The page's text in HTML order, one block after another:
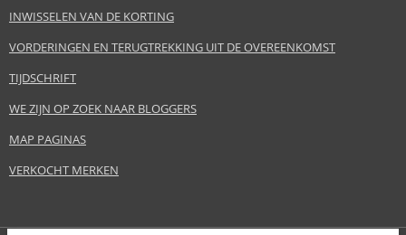
INWISSELEN VAN DE KORTING
VORDERINGEN EN TERUGTREKKING UIT DE OVEREENKOMST
TIJDSCHRIFT
WE ZIJN OP ZOEK NAAR BLOGGERS
MAP PAGINAS
VERKOCHT MERKEN